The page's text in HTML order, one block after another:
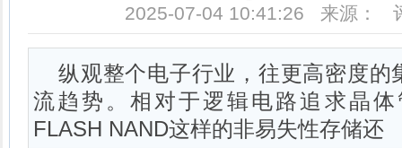
2025-07-04 10:41:26 来源：
纵观整个电子行业，往更高密度的
流趋势。相对于逻辑电路追求晶
FLASH NAND这样的非易失性存储还